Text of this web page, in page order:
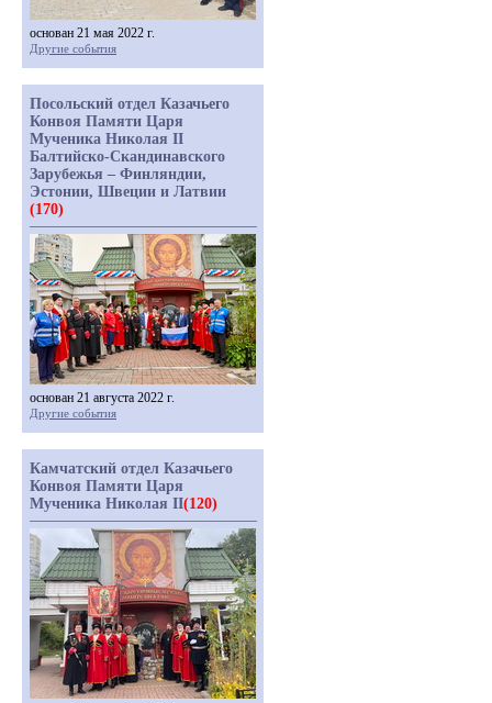
основан 21 мая 2022 г.
Другие события
Посольский отдел Казачьего
Конвоя Памяти Царя
Мученика Николая II
Балтийско-Скандинавского
Зарубежья – Финляндии,
Эстонии, Швеции и Латвии
(170)
основан 21 августа 2022 г.
Другие события
Камчатский отдел Казачьего
Конвоя Памяти Царя
Мученика Николая II(120)